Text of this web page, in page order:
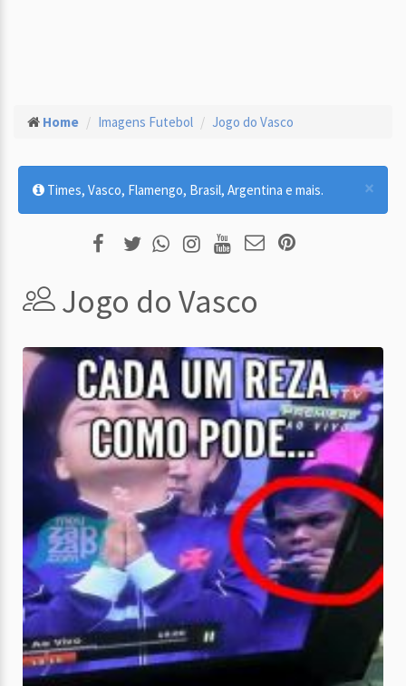
Home Imagens Futebol Jogo do Vasco
×
Times, Vasco, Flamengo, Brasil, Argentina e mais.
Jogo do Vasco